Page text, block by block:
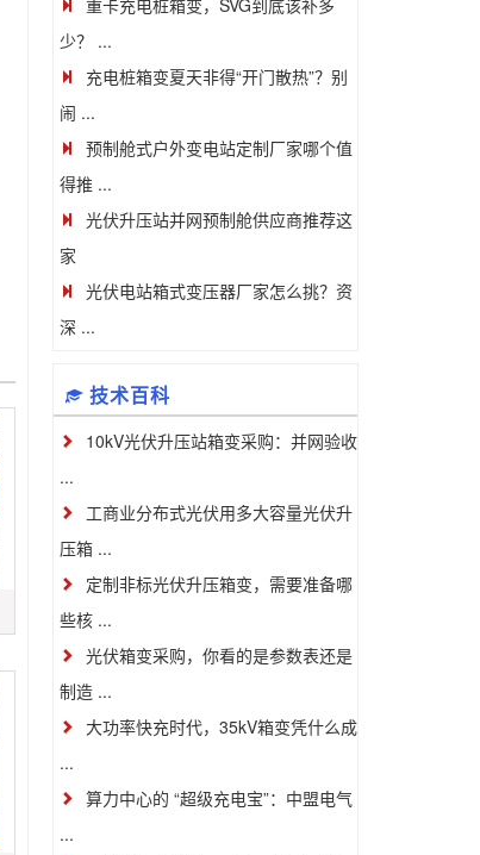
少？ ...
充电桩箱变夏天非得“开门散热”？别
闹 ...
预制舱式户外变电站定制厂家哪个值
得推 ...
光伏升压站并网预制舱供应商推荐这
家
光伏电站箱式变压器厂家怎么挑？资
深 ...
技术百科
10kV光伏升压站箱变采购：并网验收
...
工商业分布式光伏用多大容量光伏升
压箱 ...
定制非标光伏升压箱变，需要准备哪
些核 ...
光伏箱变采购，你看的是参数表还是
制造 ...
大功率快充时代，35kV箱变凭什么成
...
算力中心的 “超级充电宝”：中盟电气
...